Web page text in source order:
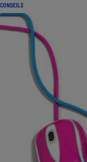
CONSEILS